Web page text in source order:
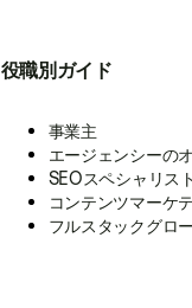
役職別ガイド
事業主
エージェンシーの
SEOスペシャリスト
コンテンツマーケ
フルスタックグロ